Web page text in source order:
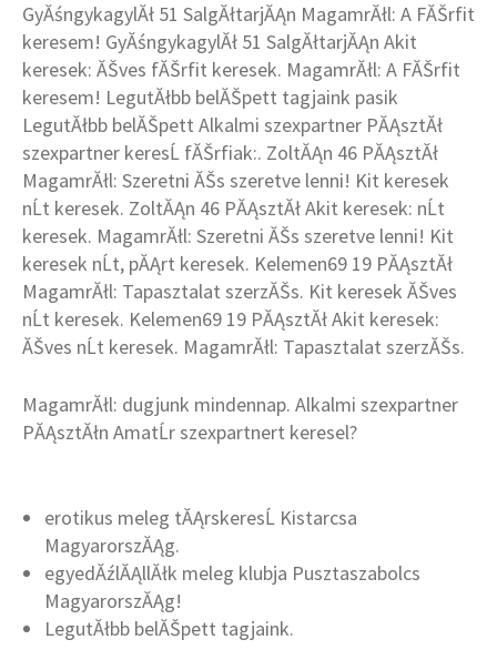
GyĂśngykagylĂł 51 SalgĂłtarjĂĄn MagamrĂłl: A FĂŠrfit
keresem! GyĂśngykagylĂł 51 SalgĂłtarjĂĄn Akit
keresek: ĂŠves fĂŠrfit keresek. MagamrĂłl: A FĂŠrfit
keresem! LegutĂłbb belĂŠpett tagjaink pasik
LegutĂłbb belĂŠpett Alkalmi szexpartner PĂĄsztĂł
szexpartner keresĹ fĂŠrfiak:. ZoltĂĄn 46 PĂĄsztĂł
MagamrĂłl: Szeretni ĂŠs szeretve lenni! Kit keresek
nĹt keresek. ZoltĂĄn 46 PĂĄsztĂł Akit keresek: nĹt
keresek. MagamrĂłl: Szeretni ĂŠs szeretve lenni! Kit
keresek nĹt, pĂĄrt keresek. Kelemen69 19 PĂĄsztĂł
MagamrĂłl: Tapasztalat szerzĂŠs. Kit keresek ĂŠves
nĹt keresek. Kelemen69 19 PĂĄsztĂł Akit keresek:
ĂŠves nĹt keresek. MagamrĂłl: Tapasztalat szerzĂŠs.
MagamrĂłl: dugjunk mindennap. Alkalmi szexpartner
PĂĄsztĂłn AmatĹr szexpartnert keresel?
erotikus meleg tĂĄrskeresĹ Kistarcsa
MagyarorszĂĄg.
egyedĂźlĂĄllĂłk meleg klubja Pusztaszabolcs
MagyarorszĂĄg!
LegutĂłbb belĂŠpett tagjaink.